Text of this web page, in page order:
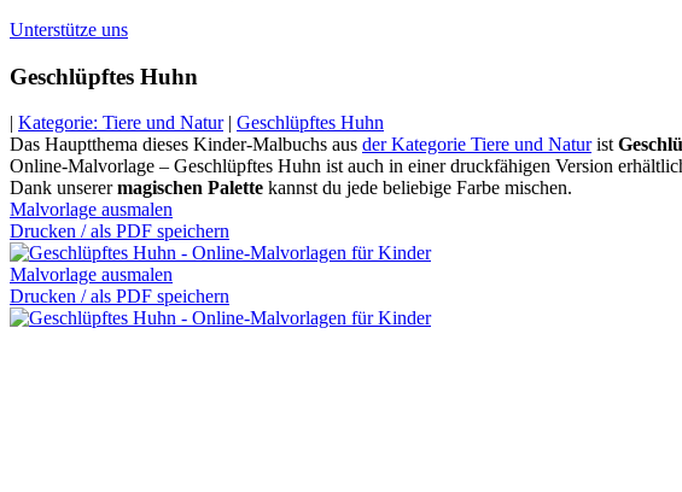
Unterstütze uns
Geschlüpftes Huhn
| Kategorie: Tiere und Natur| Geschlüpftes Huhn
Das Hauptthema dieses Kinder-Malbuchs aus der Kategorie Tiere und Naturist
Online-Malvorlage – Geschlüpftes Huhn ist auch in einer druckfähigen Version
Dank unserermagischen Palette kannst du jede beliebige Farbe mischen.
Malvorlage ausmalen
Drucken / als PDF speichern
Malvorlage ausmalen
Drucken / als PDF speichern